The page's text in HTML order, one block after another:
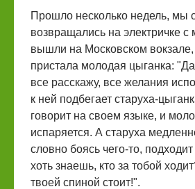
Прошло несколько недель, мы
возвращались на электричке с
вышли на Московском
пристала молодая цыганка:
все расскажу, все желания
к ней подбегает старуха-
говорит на своем языке, и
испаряется. А старуха
словно боясь чего-то,
хоть знаешь, кто за тобой
твоей спиной стоит!".